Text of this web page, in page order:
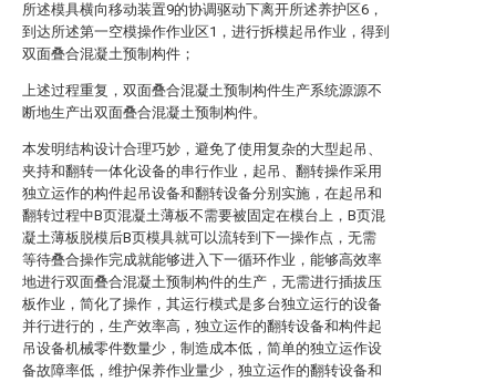
所述模具横向移动装置9的协调驱动下离开所述养护区6，
到达所述第一空模操作作业区1，进行拆模起吊作业，得到
双面叠合混凝土预制构件；
上述过程重复，双面叠合混凝土预制构件生产系统源源不
断地生产出双面叠合混凝土预制构件。
本发明结构设计合理巧妙，避免了使用复杂的大型起吊、
夹持和翻转一体化设备的串行作业，起吊、翻转操作采用
独立运作的构件起吊设备和翻转设备分别实施，在起吊和
翻转过程中B页混凝土薄板不需要被固定在模台上，B页混
凝土薄板脱模后B页模具就可以流转到下一操作点，无需
等待叠合操作完成就能够进入下一循环作业，能够高效率
地进行双面叠合混凝土预制构件的生产，无需进行插拔压
板作业，简化了操作，其运行模式是多台独立运行的设备
并行进行的，生产效率高，独立运作的翻转设备和构件起
吊设备机械零件数量少，制造成本低，简单的独立运作设
备故障率低，维护保养作业量少，独立运作的翻转设备和